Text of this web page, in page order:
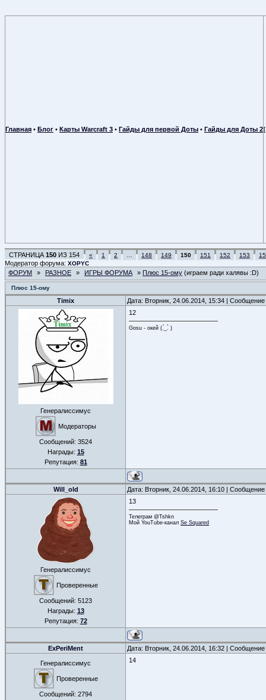
Главная • Блог • Карты Warcraft 3 • Гайды для первой Доты • Гайды для Доты 2
СТРАНИЦА 150 ИЗ 154 « 1 2 148 149 150 151 152 153
Модератор форума: XOPYC
ФОРУМ » РАЗНОЕ » ИГРЫ ФОРУМА » Плюс 15-ому (играем ради халявы :D)
Плюс 15-ому
Timix Дата: Вторник, 24.06.2014, 15:34 |
Генералиссимус
Модераторы
Сообщений: 3524
Награды: 15
Репутация: 81
12
Gosu - окей (.́_.̀ )
Will_old Дата: Вторник, 24.06.2014, 16:10 |
Генералиссимус
Проверенные
Сообщений: 5123
Награды: 13
Репутация: 72
13
Телеграм @Tshkn
Мой YouTube-канал Se Squared
ExPeriMent Дата: Вторник, 24.06.2014, 16:32 |
Генералиссимус
Проверенные
Сообщений: 2794
14